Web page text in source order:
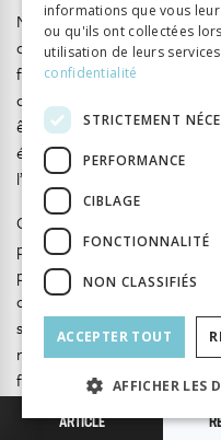
Nelli est scolarisée dans le
option littéraire. Elle avait
famille, car elle voulait
considéraient qu’un niveau
être assuré en Voïvodine en
étudier en serbe. Elle veut
l’Université de droit à Szeged.
Concernant les projets
part Léa qui n’exclut pas de
privilégient une existence
où le diplôme obtenu en
si les programmes scolaires
rentrent chaque week-end.
foyer familial représente un
le contact, mais elle a aussi
ARTICLE
informations que vous
ou qu'ils ont collectées
utilisation de leurs
confidentialité
STRICTEMENT
PERFORMANCE
CIBLAGE
FONCTIONNALITÉ
NON CLASSIFIÉS
ACCEPTER TOUT
AFFICHER LES